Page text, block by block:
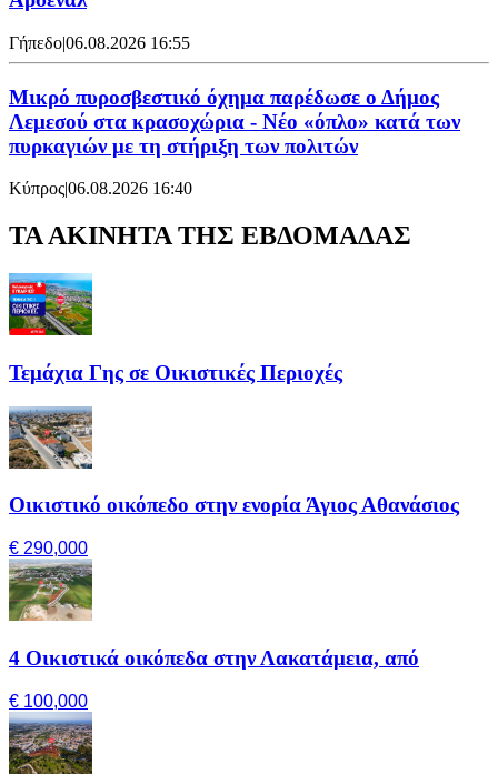
Γήπεδο|06.08.2026 16:55
Μικρό πυροσβεστικό όχημα παρέδωσε ο Δήμος
Λεμεσού στα κρασοχώρια - Νέο «όπλο» κατά των
πυρκαγιών με τη στήριξη των πολιτών
Κύπρος|06.08.2026 16:40
ΤΑ ΑΚΙΝΗΤΑ ΤΗΣ ΕΒΔΟΜΑΔΑΣ
Τεμάχια Γης σε Οικιστικές Περιοχές
Οικιστικό οικόπεδο στην ενορία Άγιος Αθανάσιος
€ 290,000
4 Οικιστικά οικόπεδα στην Λακατάμεια, από
€ 100,000